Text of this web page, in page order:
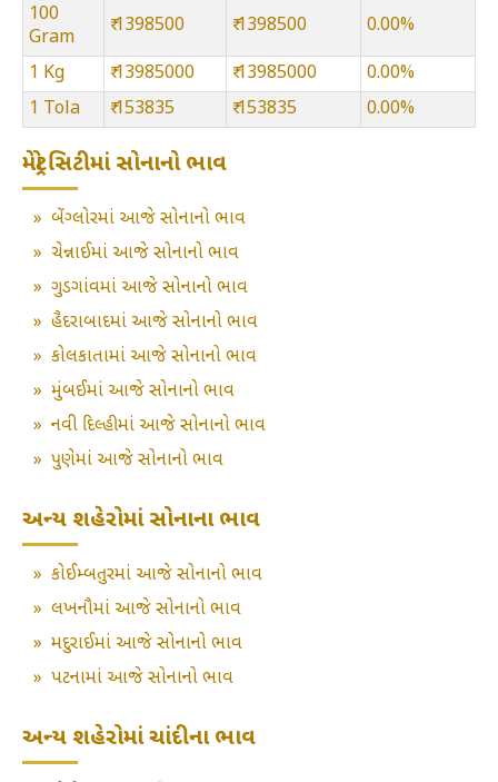
100
Gram
₹ 1398500 ₹ 1398500 0.00%
1 Kg ₹ 13985000 ₹ 13985000
0.00%
1 Tola
₹ 153835 ₹ 153835 0.00%
મેટ્રો સિટીમાં સોનાનો ભાવ
» બેંગ્લોરમાં આજે સોનાનો ભાવ
» ચેન્નાઈમાં આજે સોનાનો ભાવ
» ગુડગાંવમાં આજે સોનાનો ભાવ
» હૈદરાબાદમાં આજે સોનાનો ભાવ
» કોલકાતામાં આજે સોનાનો ભાવ
» મુંબઈમાં આજે સોનાનો ભાવ
» નવી દિલ્હીમાં આજે સોનાનો ભાવ
» પુણેમાં આજે સોનાનો ભાવ
અન્ય શહેરોમાં સોનાના ભાવ
» કોઈમ્બતુરમાં આજે સોનાનો ભાવ
» લખનૌમાં આજે સોનાનો ભાવ
» મદુરાઈમાં આજે સોનાનો ભાવ
» પટનામાં આજે સોનાનો ભાવ
અન્ય શહેરોમાં ચાંદીના ભાવ